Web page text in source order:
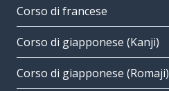
Corso di francese
Corso di giapponese (Kanji)
Corso di giapponese (Romaji)